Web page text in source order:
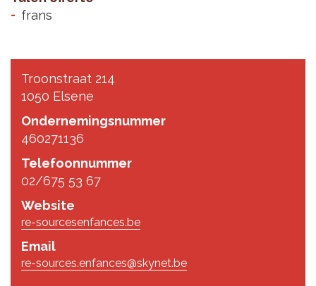
frans
Troonstraat 214
1050 Elsene
Ondernemingsnummer
460271136
Telefoonnummer
02/675 53 67
Website
re-sourcesenfances.be
Email
re-sources.enfances@skynet.be